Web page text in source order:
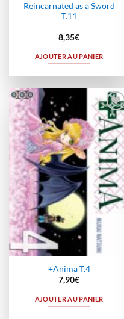
Reincarnated as a Sword
T.11
8,35€
AJOUTER AU PANIER
Ajouter
à la
wishlist
+Anima T.4
7,90€
AJOUTER AU PANIER